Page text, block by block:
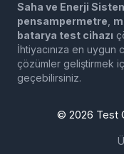
Saha ve Enerji
pensampermetre
batarya test cihazı
İhtiyacınıza en
çözümler geliştirmek
geçebilirsiniz.
© 2026 Test